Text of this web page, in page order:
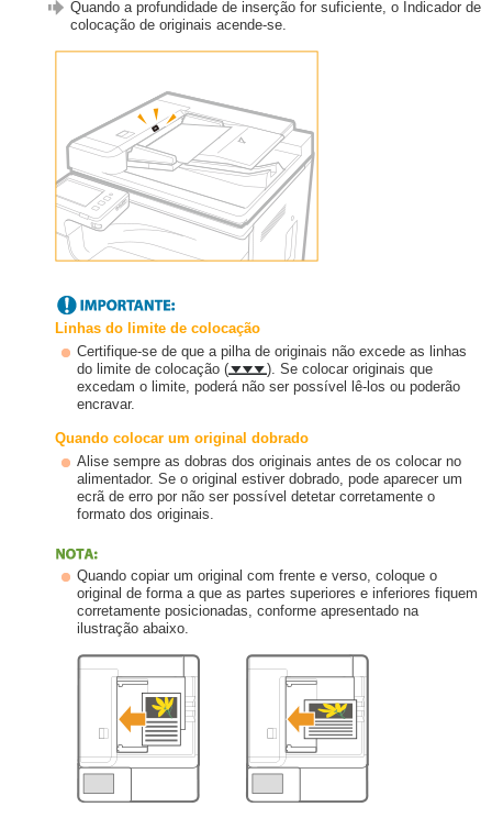
Quando a profundidade de inserção for suficiente, o Indicador de
colocação de originais acende-se.
Linhas do limite de colocação
Certifique-se de que a pilha de originais não excede as linhas
do limite de colocação (
). Se colocar originais que
excedam o limite, poderá não ser possível lê-los ou poderão
encravar.
Quando colocar um original dobrado
Alise sempre as dobras dos originais antes de os colocar no
alimentador. Se o original estiver dobrado, pode aparecer um
ecrã de erro por não ser possível detetar corretamente o
formato dos originais.
Quando copiar um original com frente e verso, coloque o
original de forma a que as partes superiores e inferiores fiquem
corretamente posicionadas, conforme apresentado na
ilustração abaixo.